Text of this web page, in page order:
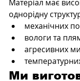
Матеріал має
однорідну
механічних
вологи та
агресивних
Ми